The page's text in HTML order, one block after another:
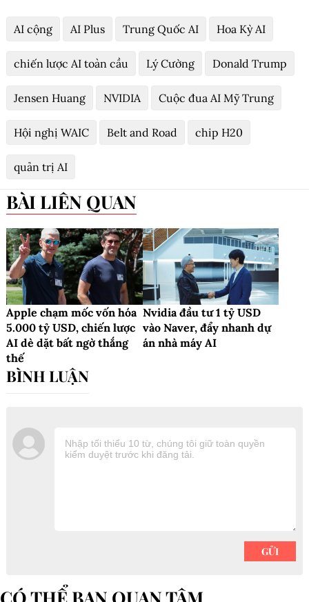
AI cộng AI Plus Trung Quốc AI Hoa Kỳ AI
chiến lược AI toàn cầu Lý Cường Donald Trump
Jensen Huang NVIDIA Cuộc đua AI Mỹ Trung
Hội nghị WAIC Belt and Road chip H20
quản trị AI
BÀI LIÊN QUAN
Apple chạm mốc vốn hóa
5.000 tỷ USD, chiến lược
AI dè dặt bất ngờ thắng
thế
Nvidia đầu tư 1 tỷ USD
vào Naver, đẩy nhanh dự
án nhà máy AI